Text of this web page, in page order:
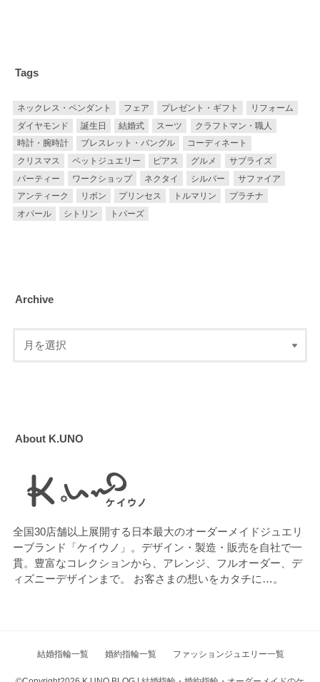
Tags
ネックレス・ペンダント フェア プレゼント・ギフト
リフォーム
ダイヤモンド
誕生日 結婚式 スーツ
クラフトマン・職人
時計・腕時計
ブレスレット・バングル
コーディネート
クリスマス
ペットジュエリー ピアス グルメ
サプライズ
パーティー
ワークショップ ネクタイ シルバー
サファイア
アンティーク
リボン プリンセス トルマリン
プラチナ
オパール
シトリン トパーズ
Archive
About K.UNO
全国30店舗以上展開する日本最大のオーダーメイドジュエリ
ーブランド「ケイウノ」。デザイン・製造・販売を自社で一
貫。豊富なコレクションから、アレンジ、フルオーダー、デ
ィズニーデザインまで。 お客さまの想いをカタチに…。
結婚指輪一覧 婚約指輪一覧 ファッションジュエリー一覧